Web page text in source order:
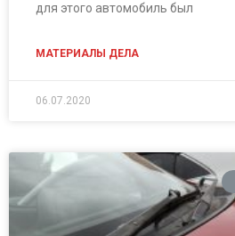
для этого автомобиль был
МАТЕРИАЛЫ ДЕЛА
06.07.2020